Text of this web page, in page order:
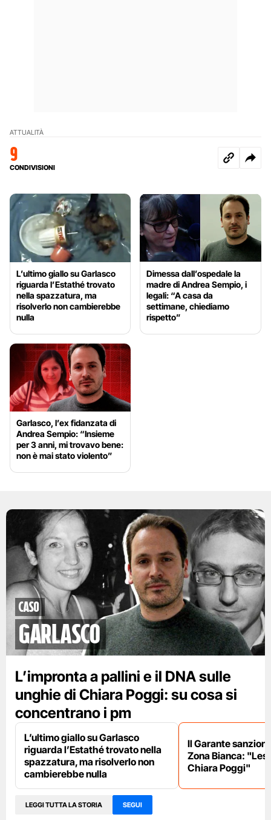
ATTUALITÀ
9
CONDIVISIONI
L’ultimo giallo su Garlasco
riguarda l’Estathé trovato
nella spazzatura, ma
risolverlo non cambierebbe
nulla
Dimessa dall’ospedale la
madre di Andrea Sempio, i
legali: “A casa da
settimane, chiediamo
rispetto”
Garlasco, l’ex fidanzata di
Andrea Sempio: “Insieme
per 3 anni, mi trovavo bene:
non è mai stato violento”
caso
garlasco
L’impronta a pallini e il DNA sulle
unghie di Chiara Poggi: su cosa si
concentrano i pm
L’ultimo giallo su Garlasco
riguarda l’Estathé trovato nella
spazzatura, ma risolverlo non
cambierebbe nulla
Il Garante
Zona Bianca:
Chiara Poggi"
LEGGI TUTTA LA STORIA SEGUI